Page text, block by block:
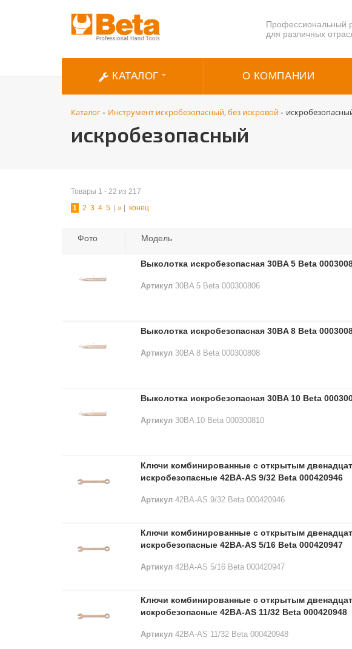
Профессиональный
для различных
КАТАЛОГ О КОМПАНИИ
Каталог- Инструмент искробезопасный, без искровой-
искробезопасный
Товары 1 - 22 из 217
1
2 3 4 5 » конец
Фото Модель
Выколотка искробезопасная 30BA 5 Beta
Артикул 30BA 5 Beta 000300806
Выколотка искробезопасная 30BA 8 Beta
Артикул 30BA 8 Beta 000300808
Выколотка искробезопасная 30BA 10 Beta
Артикул 30BA 10 Beta 000300810
Ключи комбинированные с открытым
искробезопасные 42BA-AS 9/32 Beta 000420946
Артикул 42BA-AS 9/32 Beta 000420946
Ключи комбинированные с открытым
искробезопасные 42BA-AS 5/16 Beta 000420947
Артикул 42BA-AS 5/16 Beta 000420947
Ключи комбинированные с открытым
искробезопасные 42BA-AS 11/32 Beta 000420948
Артикул 42BA-AS 11/32 Beta 000420948